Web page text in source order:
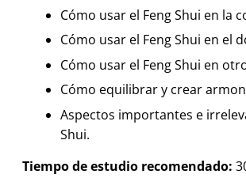
Cómo usar el Feng Shui en la
Cómo usar el Feng Shui en el
Cómo usar el Feng Shui en
Cómo equilibrar y crear
Aspectos importantes e
Shui.
Tiempo de estudio recomendado: